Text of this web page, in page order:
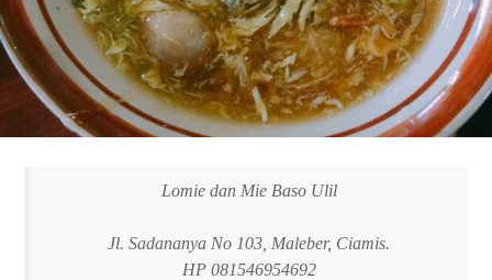
Lomie dan Mie Baso Ulil
Jl. Sadananya No 103, Maleber, Ciamis.
HP 081546954692